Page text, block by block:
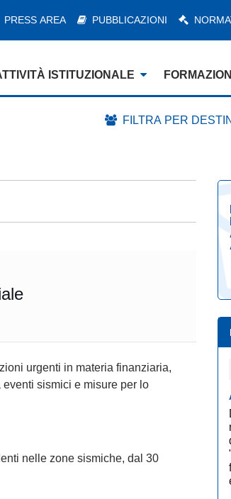
PRESS AREA PUBBLICAZIONI
ISTITUZIONALE
FILTRA PER
urgenti in materia finanziaria,
sismici e misure per lo
nelle zone sismiche, dal 30